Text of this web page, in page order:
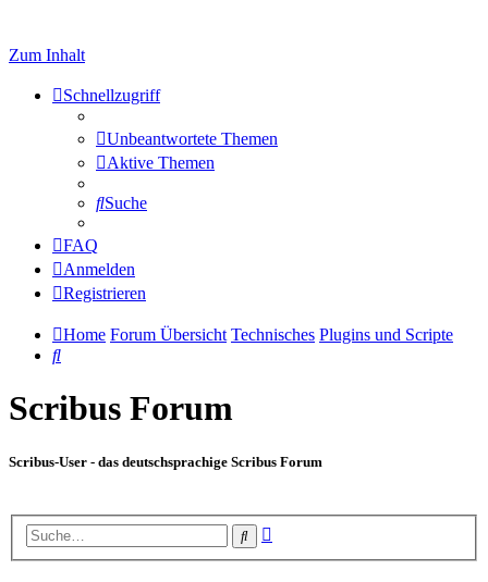
Zum Inhalt
Schnellzugriff
Unbeantwortete Themen
Aktive Themen
Suche
FAQ
Anmelden
Registrieren
Home Forum Übersicht Technisches Plugins und Scripte
Suche
Scribus Forum
Scribus-User - das deutschsprachige Scribus Forum
Suche